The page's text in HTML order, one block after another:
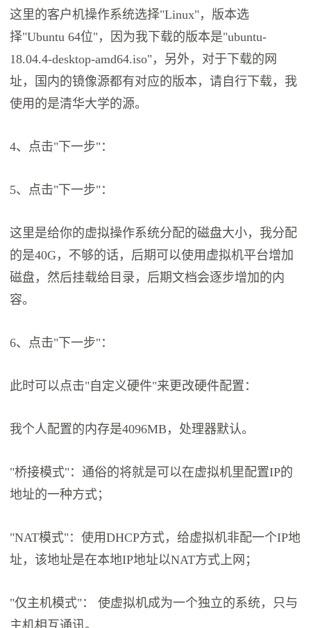
这里的客户机操作系统选择"Linux"，版本选
择"Ubuntu 64位"，因为我下载的版本是"ubuntu-
18.04.4-desktop-amd64.iso"，另外，对于下载的网
址，国内的镜像源都有对应的版本，请自行下载，我
使用的是清华大学的源。
4、点击"下一步"：
5、点击"下一步"：
这里是给你的虚拟操作系统分配的磁盘大小，我分配
的是40G，不够的话，后期可以使用虚拟机平台增加
磁盘，然后挂载给目录，后期文档会逐步增加的内
容。
6、点击"下一步"：
此时可以点击"自定义硬件"来更改硬件配置：
我个人配置的内存是4096MB，处理器默认。
"桥接模式"：通俗的将就是可以在虚拟机里配置IP的
地址的一种方式；
"NAT模式"：使用DHCP方式，给虚拟机非配一个IP地
址，该地址是在本地IP地址以NAT方式上网；
"仅主机模式"： 使虚拟机成为一个独立的系统，只与